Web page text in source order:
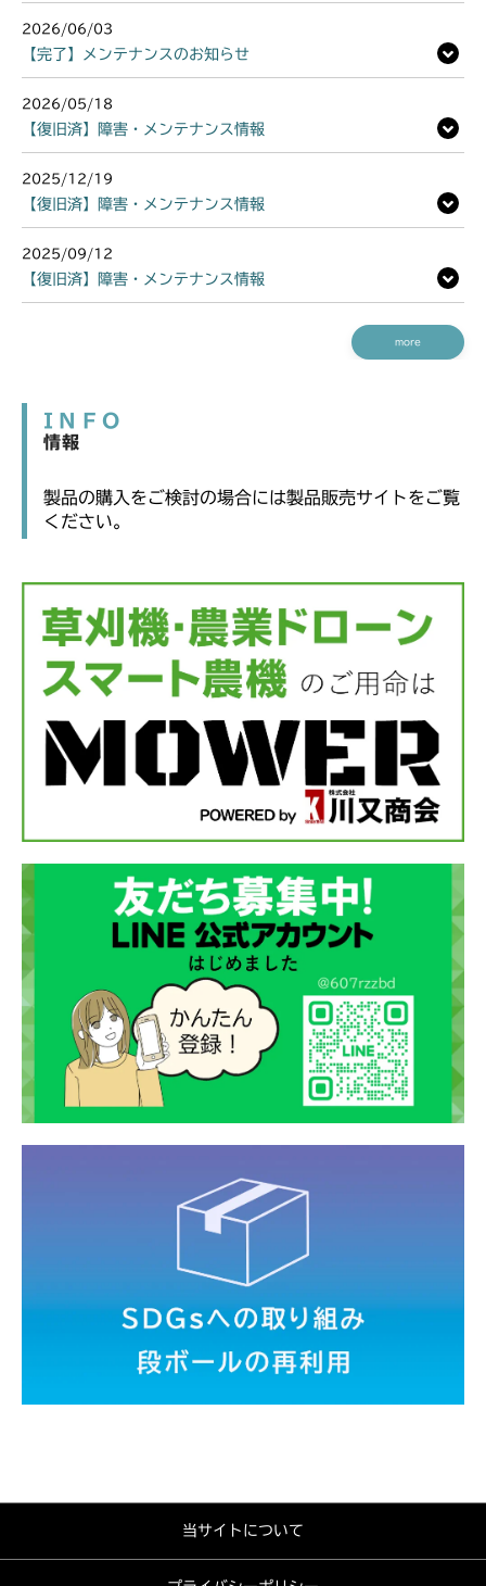
2026/06/03
【完了】メンテナンスのお知らせ
2026/05/18
【復旧済】障害・メンテナンス情報
2025/12/19
【復旧済】障害・メンテナンス情報
2025/09/12
【復旧済】障害・メンテナンス情報
more
INFO
情報
製品の購入をご検討の場合には製品販売サイトをご覧
ください。
当サイトについて